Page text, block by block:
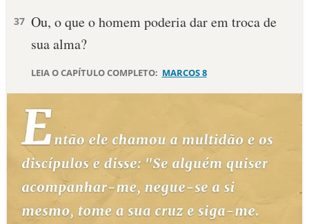
TEMAS
QUEM SOMOS
LOJA BÍBLIAON
37 Ou, o que o homem poderia dar em troca de
sua alma?
LEIA O CAPÍTULO COMPLETO: MARCOS 8